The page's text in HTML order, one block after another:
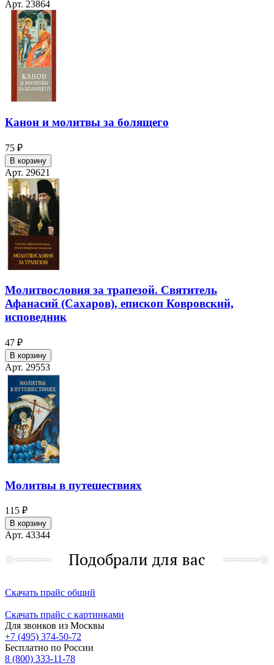
Арт. 23864
Канон и молитвы за болящего
75 ₽
В корзину
Арт. 29621
Молитвословия за трапезой. Святитель
Афанасий (Сахаров), епископ Ковровский,
исповедник
47 ₽
В корзину
Арт. 29553
Молитвы в путешествиях
115 ₽
В корзину
Арт. 43344
Подобрали для вас
Скачать прайс общий
Скачать прайс с картинками
Для звонков из Москвы
+7 (495) 374-50-72
Бесплатно по России
8 (800) 333-11-78